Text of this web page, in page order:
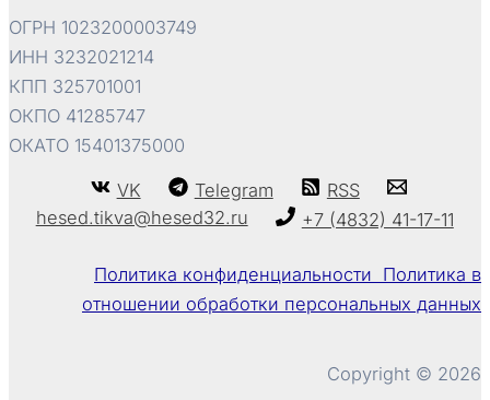
ОГРН 1023200003749
ИНН 3232021214
КПП 325701001
ОКПО 41285747
ОКАТО 15401375000
VK Telegram
RSS
hesed.tikva@hesed32.ru
+7 (4832) 41-17-11
Политика конфиденциальности Политика в
отношении обработки персональных данных
Copyright © 2026